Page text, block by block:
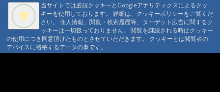
#1686:何度でも行きたい宿 三斗小屋
温泉大黒屋
@府中のぼる '25 10/17 08:55
#1685:最高のお風呂 三斗小屋温泉大
黒屋
@Naotan '25 10/12 09:11
#1684:お湯良し、ご飯良し、人良し
当サイトでは必須クッキーとGoogleアナリティクスによるクッ
キーを使用しております。 詳細は、クッキーポリシーをご覧くだ
さい。 個人情報、閲覧・検索履歴等、ターゲット広告に関するク
ッキーは一切扱っておりません。 閲覧を継続される時はクッキー
の使用につき同意頂けたものとさせていただきます。 クッキーとは閲覧者の
デバイスに格納するデータの事です。